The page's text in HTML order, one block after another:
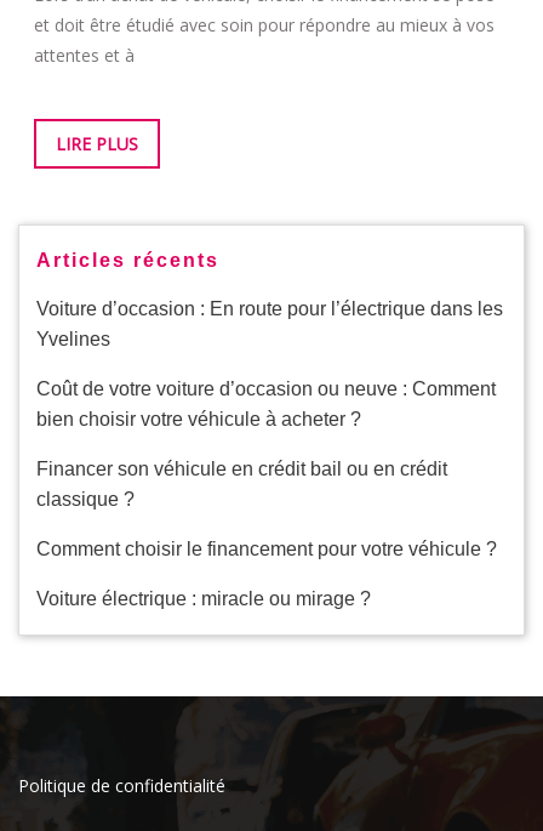
et doit être étudié avec soin pour répondre au mieux à vos
attentes et à
LIRE PLUS
Articles récents
Voiture d’occasion : En route pour l’électrique dans les
Yvelines
Coût de votre voiture d’occasion ou neuve : Comment
bien choisir votre véhicule à acheter ?
Financer son véhicule en crédit bail ou en crédit
classique ?
Comment choisir le financement pour votre véhicule ?
Voiture électrique : miracle ou mirage ?
Politique de confidentialité